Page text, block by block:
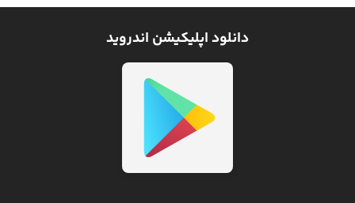
دانلود اپلیکیشن اندروید